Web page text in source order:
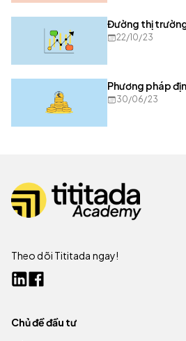
Đường thị
22/10/23
Phương pháp
30/06/23
Theo dõi Tititada ngay!
Chủ đề đầu tư